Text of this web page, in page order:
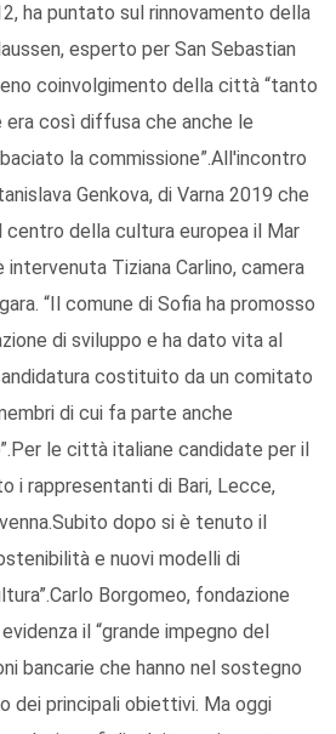
ha puntato sul rinnovamento della
esperto per San Sebastian
coinvolgimento della città “tanto
era così diffusa che anche le
la commissione”.All'incontro
Genkova, di Varna 2019 che
centro della cultura europea il Mar
intervenuta Tiziana Carlino, camera
“Il comune di Sofia ha promosso
di sviluppo e ha dato vita al
costituito da un comitato
di cui fa parte anche
le città italiane candidate per il
i rappresentanti di Bari, Lecce,
dopo si è tenuto il
e nuovi modelli di
Borgomeo, fondazione
il “grande impegno del
bancarie che hanno nel sostegno
dei principali obiettivi. Ma oggi